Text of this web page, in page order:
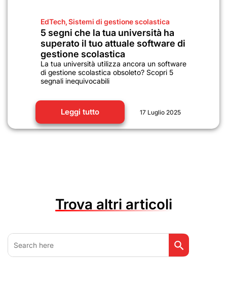
EdTech,Sistemi di gestione scolastica
5 segni che la tua università ha
superato il tuo attuale software di
gestione scolastica
La tua università utilizza ancora un software
di gestione scolastica obsoleto? Scopri 5
segnali inequivocabili
Leggi tutto 17 Luglio 2025
Trova altri articoli
Search
for:
Search Button